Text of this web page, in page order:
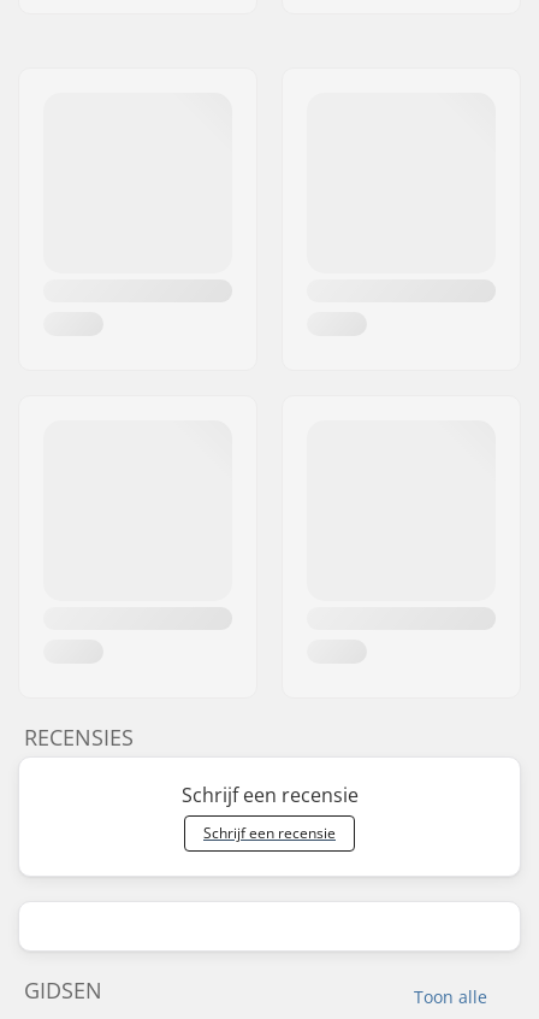
RECENSIES
Schrijf een recensie
Schrijf een recensie
Toon alle
GIDSEN